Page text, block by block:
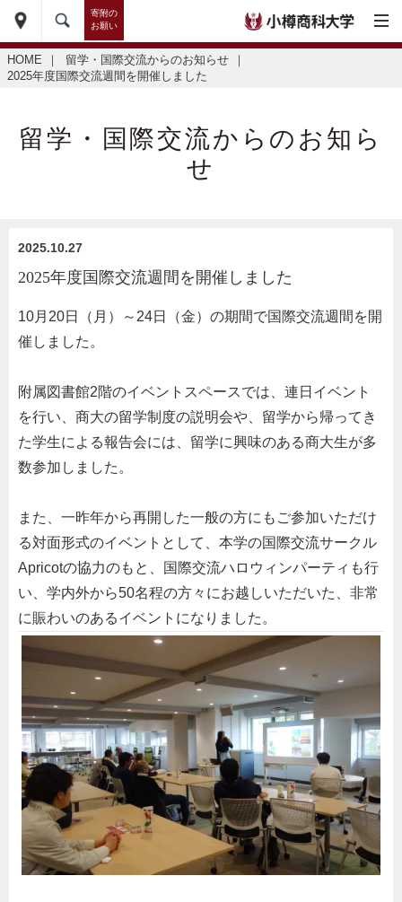
寄附の
お願い
HOME ｜ 留学・国際交流からのお知らせ
｜
2025年度国際交流週間を開催しました
留学・国際交流からのお知ら
せ
2025.10.27
2025年度国際交流週間を開催しました
10月20日（月）～24日（金）の期間で国際交流週間を開
催しました。
附属図書館2階のイベントスペースでは、連日イベント
を行い、商大の留学制度の説明会や、留学から帰ってき
た学生による報告会には、留学に興味のある商大生が多
数参加しました。
また、一昨年から再開した一般の方にもご参加いただけ
る対面形式のイベントとして、本学の国際交流サークル
Apricotの協力のもと、国際交流ハロウィンパーティも行
い、学内外から50名程の方々にお越しいただいた、非常
に賑わいのあるイベントになりました。